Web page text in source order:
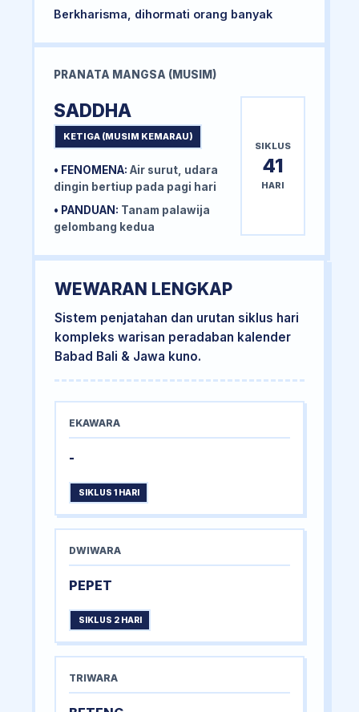
Berkharisma, dihormati orang banyak
PRANATA MANGSA (MUSIM)
SADDHA
KETIGA (MUSIM KEMARAU)
• FENOMENA: Air surut, udara
dingin bertiup pada pagi hari
• PANDUAN: Tanam palawija
gelombang kedua
SIKLUS
41
HARI
WEWARAN LENGKAP
Sistem penjatahan dan urutan siklus hari
kompleks warisan peradaban kalender
Babad Bali & Jawa kuno.
EKAWARA
-
SIKLUS 1 HARI
DWIWARA
PEPET
SIKLUS 2 HARI
TRIWARA